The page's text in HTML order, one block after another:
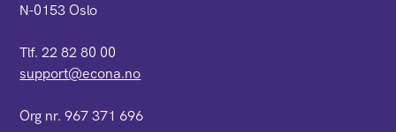
N-0153 Oslo
Tlf. 22 82 80 00
support@econa.no
Org nr. 967 371 696